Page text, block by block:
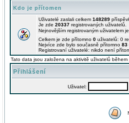
Kdo je přítomen
Uživatelé zaslali celkem 148289
Je zde 20337 registrovaných uživatelů.
Nejnovějším registrovaným uživatelem je
Celkem je zde přítomno 0 uživatelů: 0
Nejvíce zde bylo současně přítomno 83
Registrovaní uživatelé: nikdo není
Tato data jsou založena na aktivitě uživatelů
Přihlášení
Uživatel: